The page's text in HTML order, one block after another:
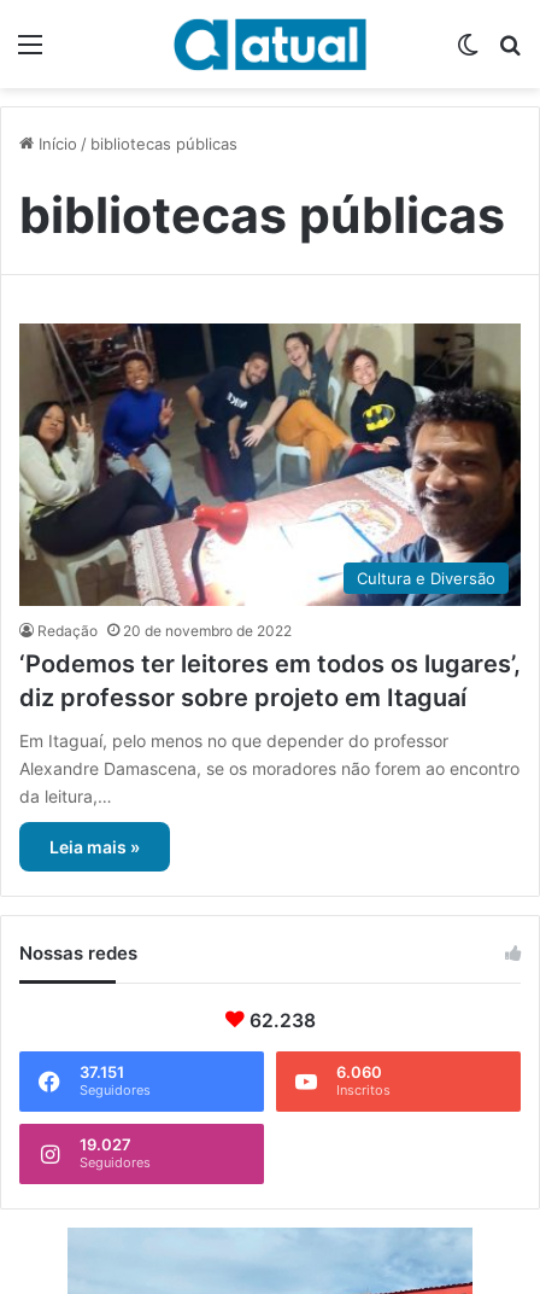
Início / bibliotecas públicas
bibliotecas públicas
Cultura e Diversão
Redação 20 de novembro de 2022
‘Podemos ter leitores em todos os lugares’,
diz professor sobre projeto em Itaguaí
Em Itaguaí, pelo menos no que depender do professor
Alexandre Damascena, se os moradores não forem ao encontro
da leitura,…
Leia mais »
Nossas redes
62.238
37.151
Seguidores
6.060
Inscritos
19.027
Seguidores